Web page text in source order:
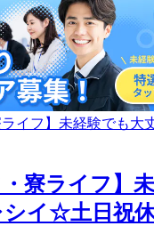
・寮ライフ】
イ☆土日祝